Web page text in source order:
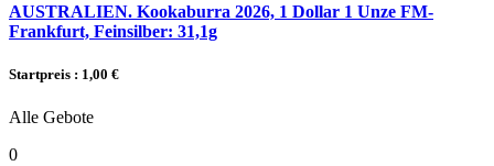
AUSTRALIEN. Kookaburra 2026, 1 Dollar 1 Unze FM-
Frankfurt, Feinsilber: 31,1g
Startpreis : 1,00 €
Alle Gebote
0